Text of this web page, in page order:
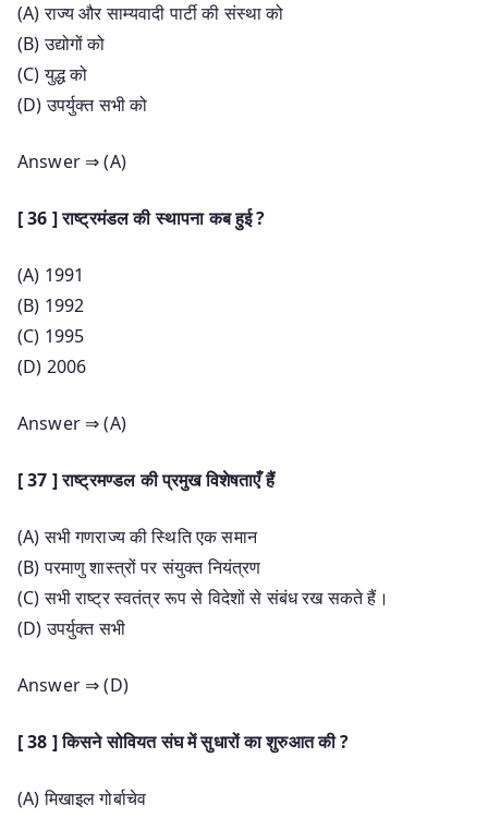
(A) राज्य और साम्यवादी पार्टी की संस्था को
(B) उद्योगों को
(C) युद्ध को
(D) उपर्युक्त सभी को
Answer ⇒ (A)
[ 36 ] राष्ट्रमंडल की स्थापना कब हुई ?
(A) 1991
(B) 1992
(C) 1995
(D) 2006
Answer ⇒ (A)
[ 37 ] राष्ट्रमण्डल की प्रमुख विशेषताएँ हैं
(A) सभी गणराज्य की स्थिति एक समान
(B) परमाणु शास्त्रों पर संयुक्त नियंत्रण
(C) सभी राष्ट्र स्वतंत्र रूप से विदेशों से संबंध रख सकते हैं।
(D) उपर्युक्त सभी
Answer ⇒ (D)
[ 38 ] किसने सोवियत संघ में सुधारों का शुरुआत की ?
(A) मिखाइल गोर्बाचेव